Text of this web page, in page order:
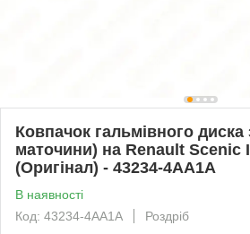
Ковпачок гальмівного
маточини) на Renault Scenic
(Оригінал) - 43234-4AA1A
В наявності
Код: 43234-4AA1A
Роздріб